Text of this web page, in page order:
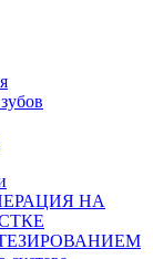
НА